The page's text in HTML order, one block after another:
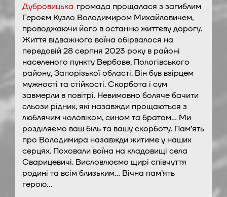
Дубровицька громада прощалася з загиблим
Героєм Кузло Володимиром Михайловичем,
проводжаючи його в останню життєву дорогу.
Життя відважного воїна обірвалося на
передовій 28 серпня 2023 року в районі
населеного пункту Вербове, Пологівського
району, Запорізької області. Він був взірцем
мужності та стійкості. Скорбота і сум
завмерли в повітрі. Невимовно боляче бачити
сльози рідних, які назавжди прощаються з
люблячим чоловіком, сином та братом… Ми
розділяємо ваш біль та вашу скорботу. Пам’ять
про Володимира назавжди житиме у наших
серцях. Поховали воїна на кладовищі села
Сварицевичі. Висловлюємо щирі співчуття
родині та всім близьким… Вічна пам’ять
герою…